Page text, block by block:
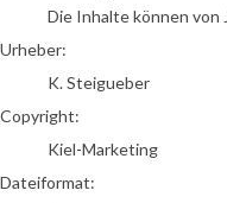
Die Inhalte können von
Urheber:
K. Steigueber
Copyright:
Kiel-Marketing
Dateiformat: